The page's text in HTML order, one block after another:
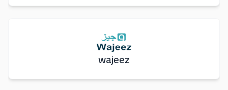
wajeez